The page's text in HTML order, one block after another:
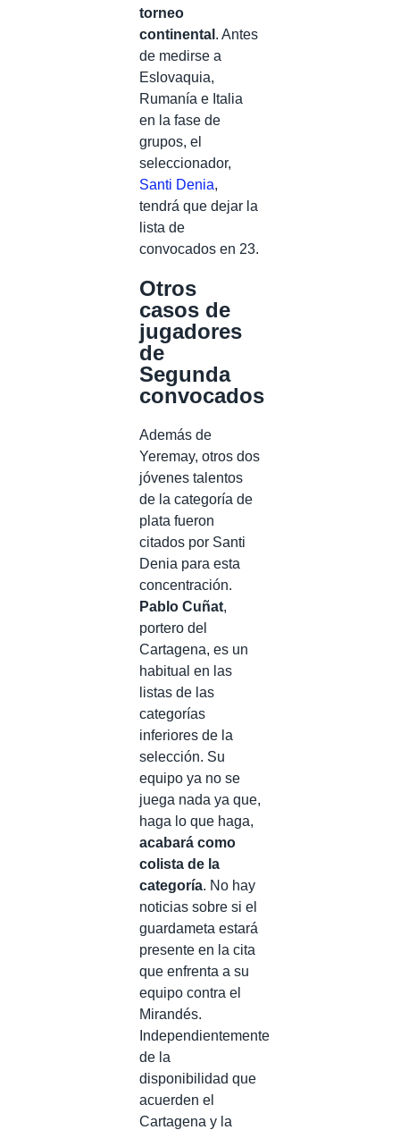
torneo
continental . Antes
de medirse a
Eslovaquia,
Rumanía e Italia
en la fase de
grupos, el
seleccionador,
Santi Denia,
tendrá que dejar la
lista de
convocados en 23.
Otros
casos de
jugadores
de
Segunda
convocados
Además de
Yeremay, otros dos
jóvenes talentos
de la categoría de
plata fueron
citados por Santi
Denia para esta
concentración.
Pablo Cuñat,
portero del
Cartagena, es un
habitual en las
listas de las
categorías
inferiores de la
selección. Su
equipo ya no se
juega nada ya que,
haga lo que haga,
acabará como
colista de la
categoría. No hay
noticias sobre si el
guardameta estará
presente en la cita
que enfrenta a su
equipo contra el
Mirandés.
Independientemente
de la
disponibilidad que
acuerden el
Cartagena y la